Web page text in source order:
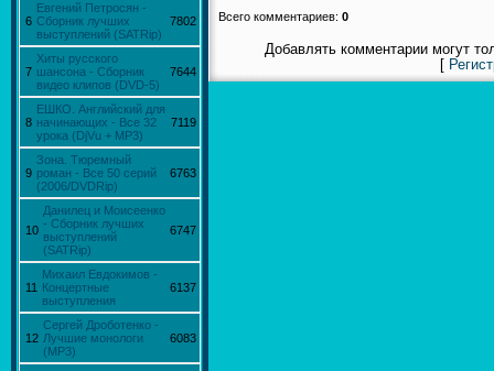
6
Евгений Петросян -
Сборник лучших
выступлений (SATRip)
7802
7
Хиты русского
шансона - Сборник
видео клипов (DVD-5)
7644
8
ЕШКО. Английский для
начинающих - Все 32
урока (DjVu + MP3)
7119
9
Зона. Тюремный
роман - Все 50 серий
(2006/DVDRip)
6763
10
Данилец и Моисеенко
- Сборник лучших
выступлений
(SATRip)
6747
11
Михаил Евдокимов -
Концертные
выступления
6137
12
Сергей Дроботенко -
Лучшие монологи
(MP3)
6083
Всего комментариев: 0
Добавлять комментарии могут
[